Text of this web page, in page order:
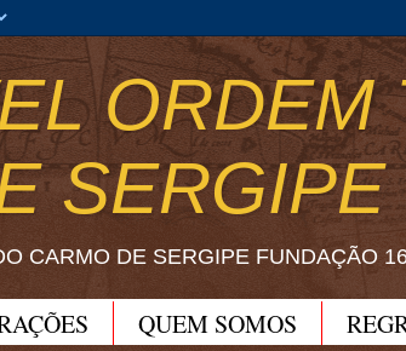
ORDEM
SERGIPE
CARMO DE SERGIPE FUNDAÇÃO
QUEM SOMOS